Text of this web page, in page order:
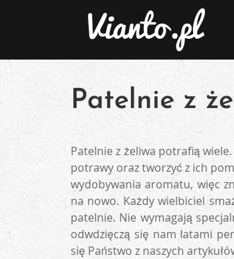
Patelnie z
Patelnie z żeliwa potrafią
potrawy oraz tworzyć z ich
wydobywania aromatu, więc
na nowo. Każdy wielbiciel
patelnie. Nie wymagają
odwdzięczą się nam latami
się Państwo z naszych